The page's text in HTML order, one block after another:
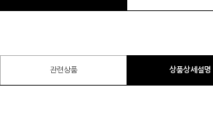
관련상품 상품상세설명